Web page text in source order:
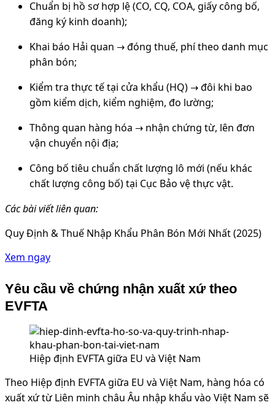
Chuẩn bị hồ sơ hợp lệ (CO, CQ, COA, giấy công bố,
đăng ký kinh doanh);
Khai báo Hải quan → đóng thuế, phí theo danh mục
phân bón;
Kiểm tra thực tế tại cửa khẩu (HQ) → đôi khi bao
gồm kiểm dịch, kiểm nghiệm, đo lường;
Thông quan hàng hóa → nhận chứng từ, lên đơn
vận chuyển nội địa;
Công bố tiêu chuẩn chất lượng lô mới (nếu khác
chất lượng công bố) tại Cục Bảo vệ thực vật.
Các bài viết liên quan:
Quy Định & Thuế Nhập Khẩu Phân Bón Mới Nhất (2025)
Xem ngay
Yêu cầu về chứng nhận xuất xứ theo
EVFTA
Hiệp định EVFTA giữa EU và Việt Nam
Theo Hiệp định EVFTA giữa EU và Việt Nam, hàng hóa có
xuất xứ từ Liên minh châu Âu nhập khẩu vào Việt Nam sẽ